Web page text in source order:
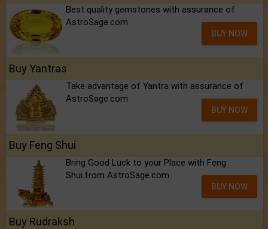
Best quality gemstones with assurance of
AstroSage.com
BUY NOW
Buy Yantras
Take advantage of Yantra with assurance of
AstroSage.com
BUY NOW
Buy Feng Shui
Bring Good Luck to your Place with Feng
Shui.from AstroSage.com
BUY NOW
Buy Rudraksh